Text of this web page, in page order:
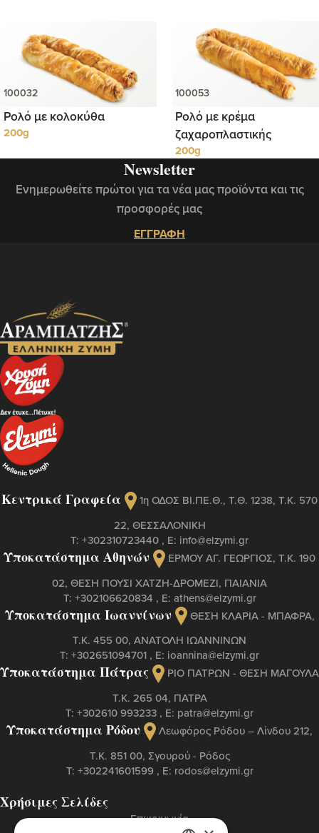
Ρολό με κολοκύθα
200g
Ρολό με κρέμα
ζαχαροπλαστικής
200g
Newsletter
Ενημερωθείτε πρώτοι για τα νέα μας προϊόντα και τις
προσφορές μας
ΕΓΓΡΑΦΗ
Κεντρικά Γραφεία
1η ΟΔΟΣ ΒΙ.ΠΕ.Θ., Τ.Θ. 1238, Τ.Κ. 570
22, ΘΕΣΣΑΛΟΝΙΚΗ
Τ: +302310723440 , Ε: info@elzymi.gr
Υποκατάστημα Αθηνών
ΕΡΜΟΥ ΑΓ. ΓΕΩΡΓΙΟΣ, T.K. 190
02, ΘΕΣΗ ΠΟΥΣΙ ΧΑΤΖΗ-ΔΡΟΜΕΖΙ, ΠΑΙΑΝΙΑ
Τ: +302106620834 , Ε: athens@elzymi.gr
Υποκατάστημα Ιωαννίνων
ΘΕΣΗ ΚΛΑΡΙΑ - ΜΠΑΦΡΑ,
Τ.Κ. 455 00, ΑΝΑΤΟΛΗ ΙΩΑΝΝΙΝΩΝ
Τ: +302651094701 , Ε: ioannina@elzymi.gr
Υποκατάστημα Πάτρας
ΡΙΟ ΠΑΤΡΩΝ - ΘΕΣΗ ΜΑΓΟΥΛΑ
Τ.Κ. 265 04, ΠΑΤΡΑ
Τ: +302610 993233 , Ε: patra@elzymi.gr
Υποκατάστημα Ρόδου
Λεωφόρος Ρόδου – Λίνδου 212,
T.K. 851 00, Σγουρού - Ρόδος
Τ: +302241601599 , Ε: rodos@elzymi.gr
Χρήσιμες Σελίδες
Επικοινωνία